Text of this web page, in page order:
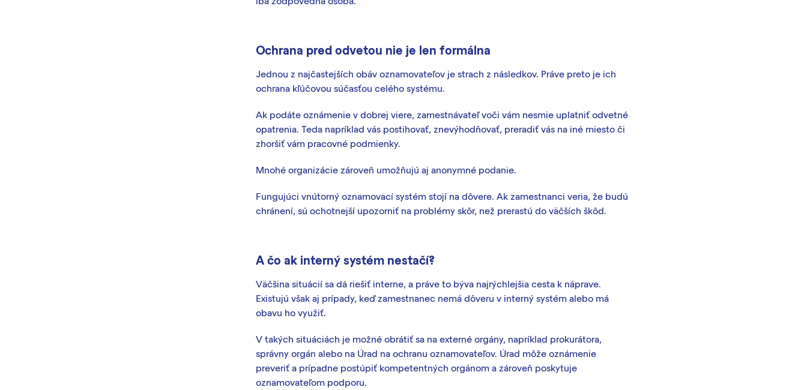
Ochrana pred odvetou nie je len formálna
Jednou z najčastejších obáv oznamovateľov je strach z následkov. Práve preto je ich
ochrana kľúčovou súčasťou celého systému.
Ak podáte oznámenie v dobrej viere, zamestnávateľ voči vám nesmie uplatniť odvetné
opatrenia. Teda napríklad vás postihovať, znevýhodňovať, preradiť vás na iné miesto či
zhoršiť vám pracovné podmienky.
Mnohé organizácie zároveň umožňujú aj anonymné podanie.
Fungujúci vnútorný oznamovací systém stojí na dôvere. Ak zamestnanci veria, že budú
chránení, sú ochotnejší upozorniť na problémy skôr, než prerastú do väčších škôd.
A čo ak interný systém nestačí?
Väčšina situácií sa dá riešiť interne, a práve to býva najrýchlejšia cesta k náprave.
Existujú však aj prípady, keď zamestnanec nemá dôveru v interný systém alebo má
obavu ho využiť.
V takých situáciách je možné obrátiť sa na externé orgány, napríklad prokurátora,
správny orgán alebo na Úrad na ochranu oznamovateľov. Úrad môže oznámenie
preveriť a prípadne postúpiť kompetentných orgánom a zároveň poskytuje
oznamovateľom podporu.